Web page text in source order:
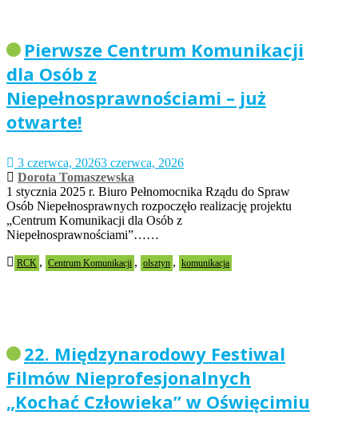
Pierwsze Centrum Komunikacji
dla Osób z
Niepełnosprawnościami – już
otwarte!
3 czerwca, 20263 czerwca, 2026
Dorota Tomaszewska
1 stycznia 2025 r. Biuro Pełnomocnika Rządu do Spraw
Osób Niepełnosprawnych rozpoczęło realizację projektu
„Centrum Komunikacji dla Osób z
Niepełnosprawnościami”……
RCK , Centrum Komunikacji , olsztyn , komunikacja
22. Międzynarodowy Festiwal
Filmów Nieprofesjonalnych
„Kochać Człowieka” w Oświęcimiu